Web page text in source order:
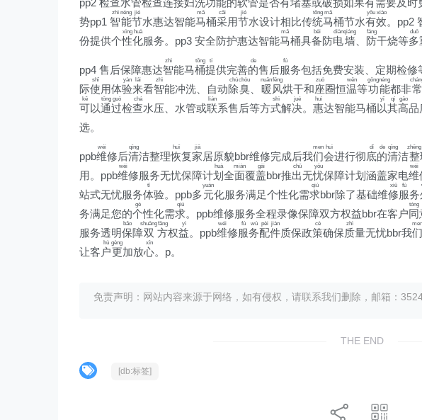
pp2 检查水管检查连接妇洗功能的软管是否有堵塞或破损如果有需要及 时
势pp1 智
zhì
能
néng
节
jié
水惠达智能马
mǎ
桶采
cǎi
用节
jié
水设计相比传统
tǒng
马
mǎ
桶节水有
yǒu
效
xiào
。pp2
份提供个性
xìng
化
huà
服务。pp3 安全防护惠达智能马
mǎ
桶具备
bèi
防电
diàn
墙
qiáng
防
fáng
干烧等多
duō
pp4 售后保障惠达智
zhì
能马桶
tǒng
提
tí
供完善的
de
售后服
fú
务包括免费安装、定期检修
际使
shǐ
用体验
yàn
来
lái
看智
zhì
能冲洗、自动除
chú
臭
chòu
暖
nuǎn
风
fēng
烘干和座
zuò
圈恒温
wēn
等功
gōng
能
néng
都非常
可
kě
以通
tōng
过
guò
检查
chá
水压、水管或联
lián
系售后等方式
shì
解决
jué
。 惠
huì
达智能马桶以
yǐ
其
qí
高
gāo
品
选。
ppb维
wéi
修后清
qīng
洁整理恢
huī
复家
jiā
居原貌bbr维修完成后我们
men
会
huì
进行彻底
dǐ
的
de
清
qīng
洁整
zhěng
用。ppb维
wéi
修服务无忧保障计划
huà
全面
miàn
覆盖
gài
bbr推出
chū
无忧
yōu
保障计划涵盖家电维
wéi
站式无忧服务体
tǐ
验。ppb多元
yuán
化服务满足个性化需求
qiú
bbr除了基础维修
xiū
服
fú
务
务满足您的个
gè
性化需求
qiú
。ppb维修服务全程录像保障双方权益bbr在客户同
tóng
服务透明保
bǎo
障双
shuāng
方
fāng
权益
yì
。ppb维
wéi
修服
fú
务
wù
配
pèi
件
jiàn
质保政策
cè
确保质
zhì
量无忧bbr我们
men
让客 户
hù
更
gèng
加放心
xīn
。p。
免责声明：网站内容来源于网络，如有侵权，请联系我们删除，邮箱：
THE END
[db:标签]